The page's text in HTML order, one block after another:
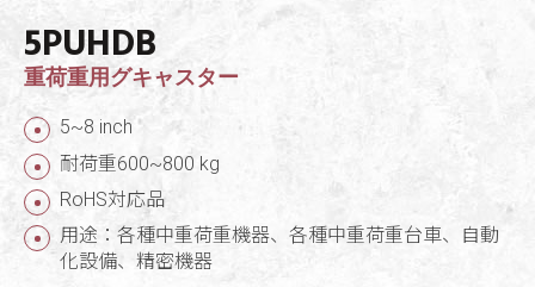
5PUHDB
重荷重用グキャスター
5~8 inch
耐荷重600~800 kg
RoHS対応品
用途：各種中重荷重機器、各種中重荷重台車、自動
化設備、精密機器